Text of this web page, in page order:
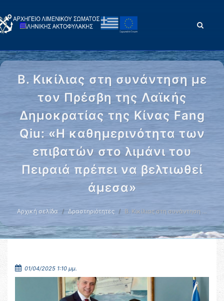
Β. Κικίλιας στη συνάντηση με
τον Πρέσβη της Λαϊκής
Δημοκρατίας της Κίνας Fang
Qiu: «Η καθημερινότητα των
επιβατών στο λιμάνι του
Πειραιά πρέπει να βελτιωθεί
άμεσα»
Αρχική σελίδα Δραστηριότητες Β. Κικίλιας στη συνάντηση …
01/04/2025 1:10 μμ.